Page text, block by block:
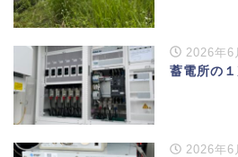
2026年6
蓄電所の
2026年6